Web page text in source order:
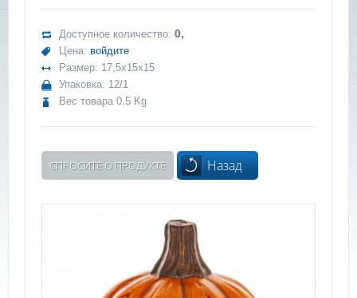
Доступное количество:0,
Цена: войдите
Размер: 17,5x15x15
Упаковка: 12/1
Вес товара 0.5 Kg
СПРОСИТЕ О ПРОДУКТЕ Назад